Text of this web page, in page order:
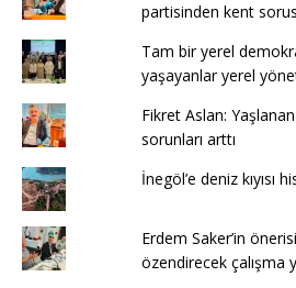
partisinden kent
Tam bir yerel
yaşayanlar yerel
Fikret Aslan: Yaşlanan
sorunları arttı
İnegöl’e deniz kıyısı
Erdem Saker’in
özendirecek çalışma